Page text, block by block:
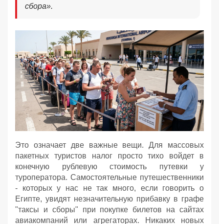
сбора».
Это означает две важные вещи. Для массовых
пакетных туристов налог просто тихо войдет в
конечную рублевую стоимость путевки у
туроператора. Самостоятельные путешественники
- которых у нас не так много, если говорить о
Египте, увидят незначительную прибавку в графе
"таксы и сборы" при покупке билетов на сайтах
авиакомпаний или агрегаторах. Никаких новых